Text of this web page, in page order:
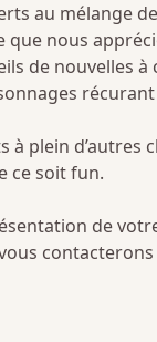
au mélange
que nous
de nouvelles
plein d’autres
ce soit fun.
de